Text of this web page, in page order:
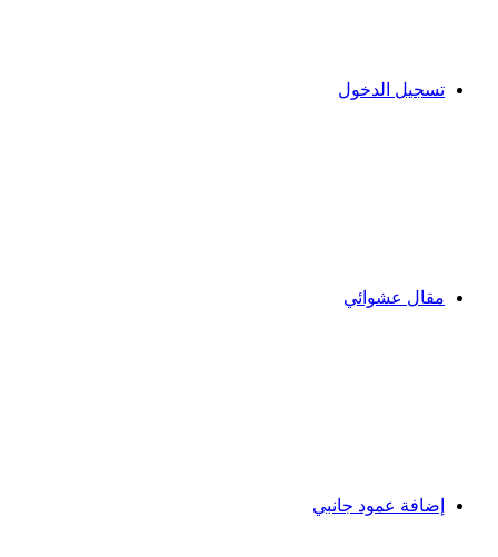
تسجيل الدخول
مقال عشوائي
إضافة عمود جانبي